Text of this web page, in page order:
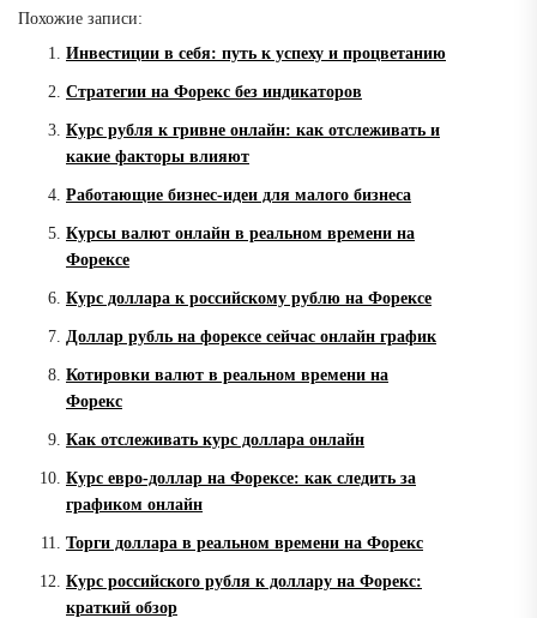
Похожие записи:
Инвестиции в себя: путь к успеху и процветанию
Стратегии на Форекс без индикаторов
Курс рубля к гривне онлайн: как отслеживать и
какие факторы влияют
Работающие бизнес-идеи для малого бизнеса
Курсы валют онлайн в реальном времени на
Форексе
Курс доллара к российскому рублю на Форексе
Доллар рубль на форексе сейчас онлайн график
Котировки валют в реальном времени на
Форекс
Как отслеживать курс доллара онлайн
Курс евро-доллар на Форексе: как следить за
графиком онлайн
Торги доллара в реальном времени на Форекс
Курс российского рубля к доллару на Форекс:
краткий обзор